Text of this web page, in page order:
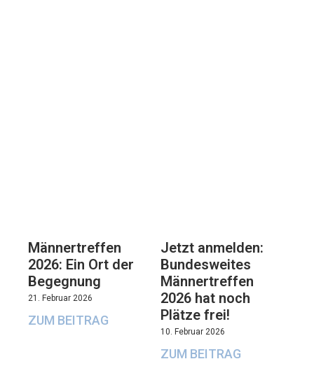
Männertreffen
2026: Ein Ort der
Begegnung
21. Februar 2026
ZUM BEITRAG
Jetzt anmelden:
Bundesweites
Männertreffen
2026 hat noch
Plätze frei!
10. Februar 2026
ZUM BEITRAG